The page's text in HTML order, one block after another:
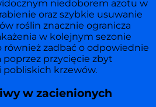
niedoborem azotu w
oraz szybkie usuwanie
roślin znacznie ogranicza
w kolejnym sezonie
zadbać o odpowiednie
przycięcie zbyt
pobliskich krzewów.
w zacienionych